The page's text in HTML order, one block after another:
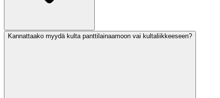
Kannattaako myydä kulta panttilainaamoon vai kultaliikkeeseen?